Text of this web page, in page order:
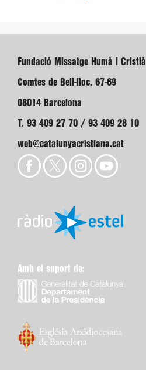
Fundació Missatge Humà i Cristià
Comtes de Bell-lloc, 67-69
08014 Barcelona
T. 93 409 27 70 / 93 409 28 10
web@catalunyacristiana.cat
Amb el suport de: